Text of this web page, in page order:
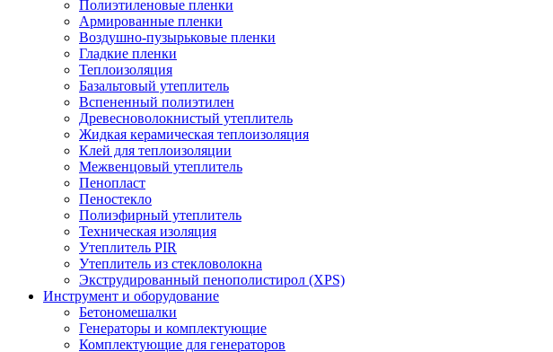
Полиэтиленовые пленки
Армированные пленки
Воздушно-пузырьковые пленки
Гладкие пленки
Теплоизоляция
Базальтовый утеплитель
Вспененный полиэтилен
Древесноволокнистый утеплитель
Жидкая керамическая теплоизоляция
Клей для теплоизоляции
Межвенцовый утеплитель
Пенопласт
Пеностекло
Полиэфирный утеплитель
Техническая изоляция
Утеплитель PIR
Утеплитель из стекловолокна
Экструдированный пенополистирол (XPS)
Инструмент и оборудование
Бетономешалки
Генераторы и комплектующие
Комплектующие для генераторов